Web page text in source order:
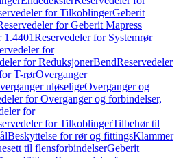
for TilkoblingerGeberit
for Geberit Mapress
1.4401Reservedeler for Systemrør
for
for ReduksjonerBendReservedeler
T-rørOverganger
uløseligeOverganger og
for Overganger og forbindelser,
for
for TilkoblingerTilbehør til
Beskyttelse for rør og fittingsKlammer
til flensforbindelserGeberit